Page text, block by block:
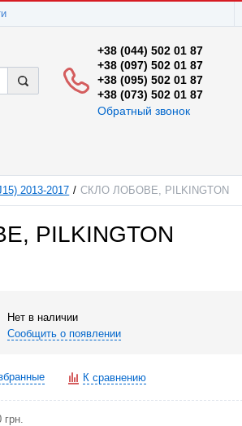
+38 (044) 502 01 87
+38 (097) 502 01 87
+38 (095) 502 01 87
+38 (073) 502 01 87
Обратный звонок
2013-2017 СКЛО ЛОБОВЕ, PILKINGTON
PILKINGTON
Нет в наличии
Сообщить о появлении
К сравнению
грн.